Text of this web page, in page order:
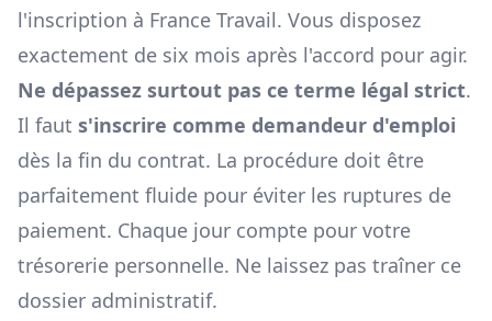
l'inscription à France Travail. Vous disposez
exactement de six mois après l'accord pour agir.
Ne dépassez surtout pas ce terme légal strict.
Il faut s'inscrire comme demandeur d'emploi
dès la fin du contrat. La procédure doit être
parfaitement fluide pour éviter les ruptures de
paiement. Chaque jour compte pour votre
trésorerie personnelle. Ne laissez pas traîner ce
dossier administratif.